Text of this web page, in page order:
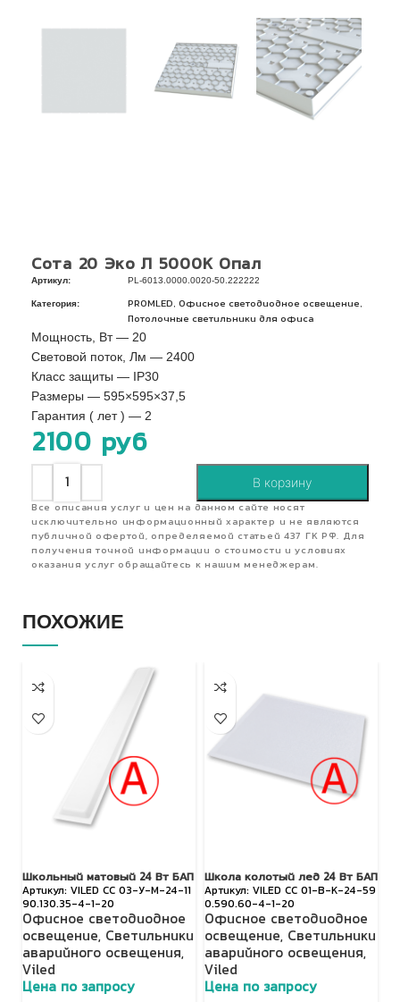
Сота 20 Эко Л 5000К Опал
Артикул: PL-6013.0000.0020-50.222222
Категория: PROMLED Офисное светодиодное освещение
Потолочные светильники для офиса
Мощность, Вт — 20
Световой поток, Лм — 2400
Класс защиты — IP30
Размеры — 595×595×37,5
Гарантия ( лет ) — 2
2100 руб
В корзину
Все описания услуг и цен на данном сайте носят
исключительно информационный характер и не являются
публичной офертой, определяемой статьей 437 ГК РФ. Для
получения точной информации о стоимости и условиях
оказания услуг обращайтесь к нашим менеджерам.
ПОХОЖИЕ
Школьный матовый 24 Вт БАП
VILED СС 03-У-М-24-11
90.130.35-4-1-20
Офисное светодиодное
освещение, Светильники
аварийного освещения,
Viled
Цена по запросу
Школа колотый лед 24 Вт БАП
VILED СС 01-В-К-24-59
0.590.60-4-1-20
Офисное светодиодное
освещение, Светильники
аварийного освещения,
Viled
Цена по запросу